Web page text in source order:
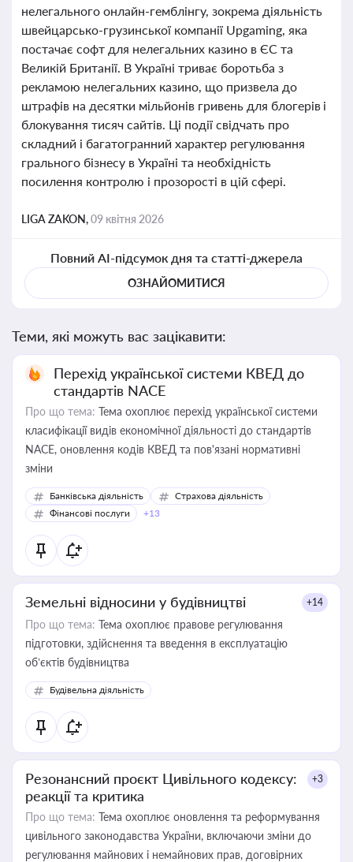
нелегального онлайн-гемблінгу, зокрема діяльність
швейцарсько-грузинської компанії Upgaming, яка
постачає софт для нелегальних казино в ЄС та
Великій Британії. В Україні триває боротьба з
рекламою нелегальних казино, що призвела до
штрафів на десятки мільйонів гривень для блогерів і
блокування тисяч сайтів. Ці події свідчать про
складний і багатогранний характер регулювання
грального бізнесу в Україні та необхідність
посилення контролю і прозорості в цій сфері.
LIGA ZAKON,09 квітня 2026
Повний AI-підсумок дня та статті-джерела
ОЗНАЙОМИТИСЯ
Теми, які можуть вас зацікавити:
Перехід української системи КВЕД до
стандартів NACE
Про що тема: Тема охоплює перехід української системи
класифікації видів економічної діяльності до стандартів
NACE, оновлення кодів КВЕД та пов'язані нормативні
зміни
Банківська діяльність
Страхова діяльність
Фінансові послуги
+13
Земельні відносини у будівництві +14
Про що тема: Тема охоплює правове регулювання
підготовки, здійснення та введення в експлуатацію
об’єктів будівництва
Будівельна діяльність
Резонансний проєкт Цивільного кодексу:
реакції та критика
+3
Про що тема: Тема охоплює оновлення та реформування
цивільного законодавства України, включаючи зміни до
регулювання майнових і немайнових прав, договірних